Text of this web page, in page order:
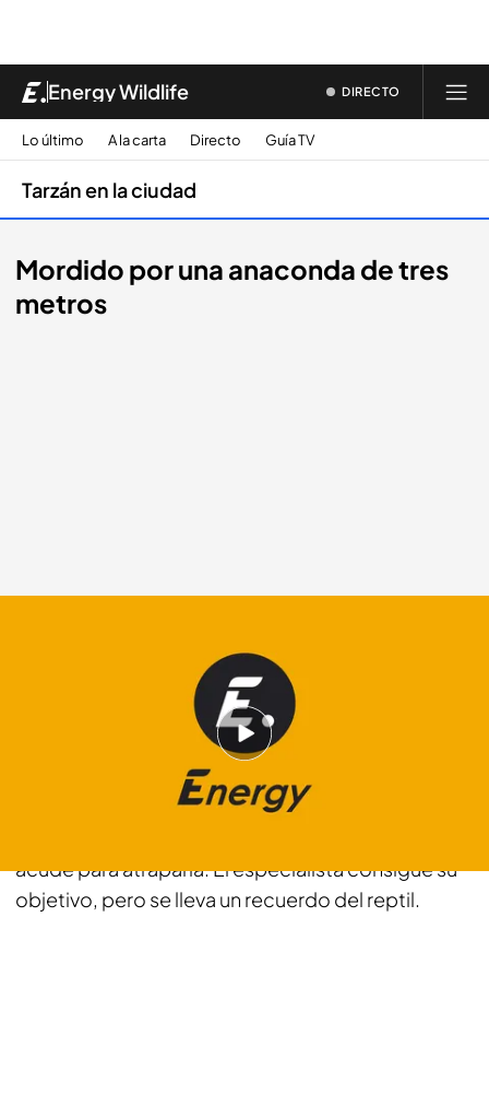
Energy Wildlife DIRECTO
Lo último A la carta Directo Guía TV
Tarzán en la ciudad
Mordido por una anaconda de tres
metros
Una enorme anaconda amarilla se escapa durante
acude para atraparla. El especialista consigue su
objetivo, pero se lleva un recuerdo del reptil.